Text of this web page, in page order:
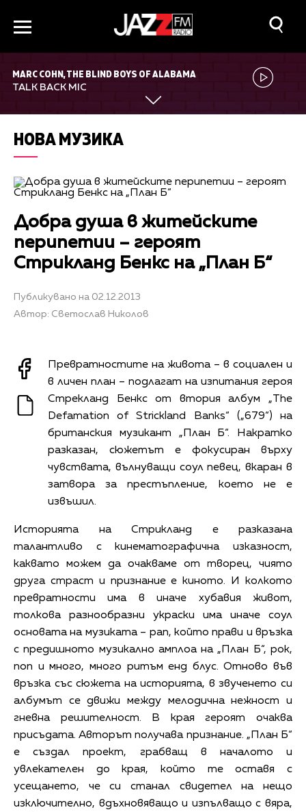
MARC COHN, THE BLIND BOYS OF ALABAMA
TALK BACK MIC
НОВА МУЗИКА
Добра душа в житейските
перипетии – героят
Стрикланд Бенкс на „План Б“
Публикувано на 02.12.2013
Автор: Светослав Николов
Превратностите на живота – в социален и
в личен план – подлагат на изпитания героя
Стрекланд Бенкс от втория албум „The
Defamation of Strickland Banks“ („679“) на
британския музикант „План Б“. Накратко
разказан, сюжетът е фокусиран върху
чувствата, вълнуващи соул певец, вкаран в
затвора за престъпление, което не е
извъшил.
Историята на Стрикланд е разказана
талантливо с кинематографична изказност,
каквато можем да очакваме от творец, чиято
друга страст и признание е киното. И колкото
превратности има в иначе хубавия живот,
толкова разнообразни украски има иначе соул
основата на музиката – рап, който прави и връзка
с предишното музикално амплоа на „План Б“, рок,
поп и много, много ритъм енд блус. Отново във
връзка със сюжета на историята, в звученето си
албумът се движи между мелодична нежност и
гневна решителност. В края героят очаква
присъдата. Авторът получава признание. „План Б“
е създал проект, грабващ в началото и
увлекателен до края, който те оставя с
усещането, че си станал свидетел на нещо
изключително, вдъхновяващо и изпълващо с вяра,